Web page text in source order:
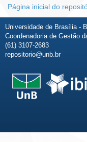
Página inicial do
Universidade de Brasília -
Coordenadoria de Gestão
(61) 3107-2683
repositorio@unb.br